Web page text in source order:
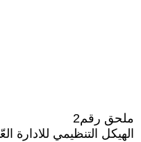
ملحق رقم2
الهيكل التنظيمي للادارة